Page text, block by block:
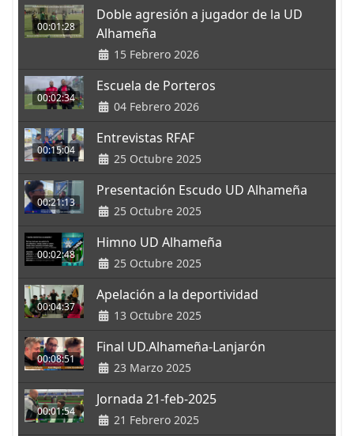
00:01:28
Doble agresión a jugador de la UD
Alhameña
15 Febrero 2026
00:02:34
Escuela de Porteros
04 Febrero 2026
00:15:04
Entrevistas RFAF
25 Octubre 2025
00:21:13
Presentación Escudo UD Alhameña
25 Octubre 2025
00:02:48
Himno UD Alhameña
25 Octubre 2025
00:04:37
Apelación a la deportividad
13 Octubre 2025
00:08:51
Final UD.Alhameña-Lanjarón
23 Marzo 2025
00:01:54
Jornada 21-feb-2025
21 Febrero 2025